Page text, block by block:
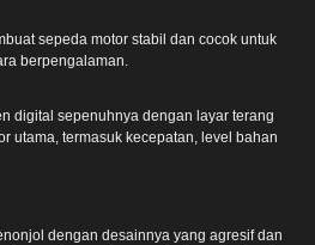
sepeda motor stabil dan cocok untuk
berpengalaman.
digital sepenuhnya dengan layar terang
utama, termasuk kecepatan, level bahan
dengan desainnya yang agresif dan